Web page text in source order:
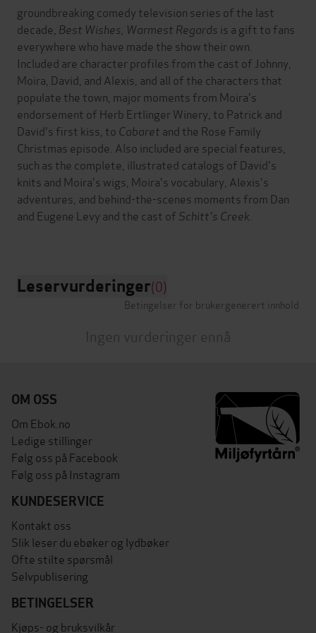
groundbreaking comedy television series of the last
decade, Best Wishes, Warmest Regards is a gift to fans
everywhere who have made the show their own.
Included are character profiles from the cast of Johnny,
Moira, David, and Alexis, and all of the characters that
populate the town, major moments from Moira's
endorsement of Herb Ertlinger Winery, to Patrick and
David's first kiss, to Cabaret and the Rose Family
Christmas episode. Also included are special features,
such as the complete, illustrated catalogs of David's
knits and Moira's wigs, Moira's vocabulary, Alexis's
adventures, and behind-the-scenes moments from Dan
and Eugene Levy and the cast of Schitt's Creek
Leservurderinger(0)
Betingelser for brukergenerert innhold
Ingen vurderinger ennå
OM OSS
Om Ebok.no
Ledige stillinger
Følg oss på Facebook
Følg oss på Instagram
KUNDESERVICE
Kontakt oss
Slik leser du ebøker og lydbøker
Ofte stilte spørsmål
Selvpublisering
BETINGELSER
Kjøps- og bruksvilkår